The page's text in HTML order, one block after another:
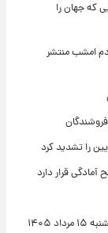
۱۵ ساله؟ ادعایی که جهان را
امشب منتشر
را تشدید کرد
قرار دارد
تغییر تند قیمت محصولات ایران‌خودرو و سایپا امروز پنجشنبه ۱۵ مرداد ۱۴۰۵